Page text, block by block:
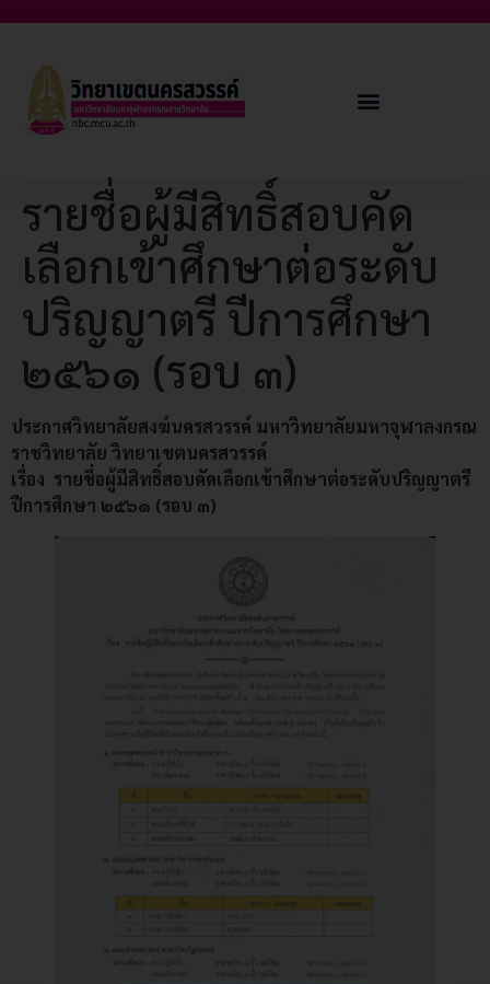
รายชื่อผู้มีสิทธิ์สอบคัด
เลือกเข้าศึกษาต่อระดับ
ปริญญาตรี ปีการศึกษา
๒๕๖๑ (รอบ ๓)
ประกาศวิทยาลัยสงฆ์นครสวรรค์ มหาวิทยาลัยมหาจุฬาลงกรณ
ราชวิทยาลัย วิทยาเขตนครสวรรค์
เรื่อง รายชื่อผู้มีสิทธิ์สอบคัดเลือกเข้าศึกษาต่อระดับปริญญาตรี
ปีการศึกษา ๒๕๖๑ (รอบ ๓)